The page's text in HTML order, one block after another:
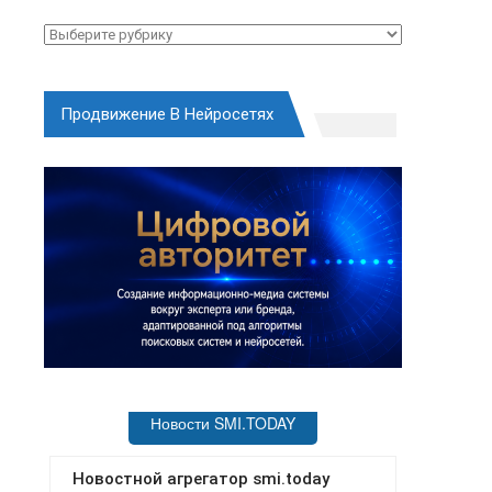
Рубрики
Продвижение В Нейросетях